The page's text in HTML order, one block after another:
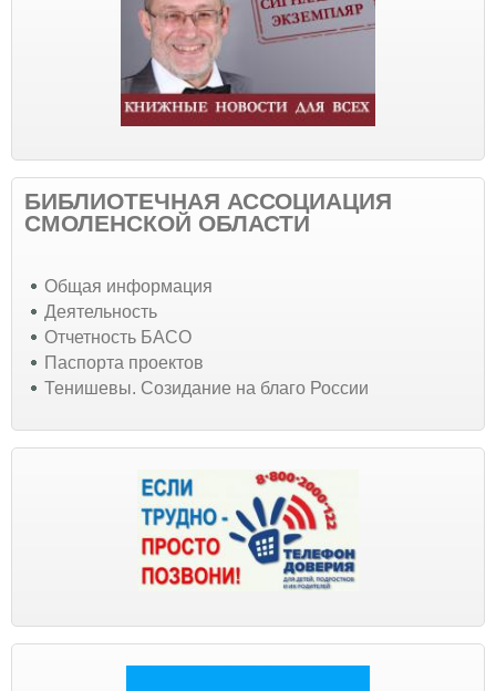
БИБЛИОТЕЧНАЯ АССОЦИАЦИЯ
СМОЛЕНСКОЙ ОБЛАСТИ
Общая информация
Деятельность
Отчетность БАСО
Паспорта проектов
Тенишевы. Созидание на благо России